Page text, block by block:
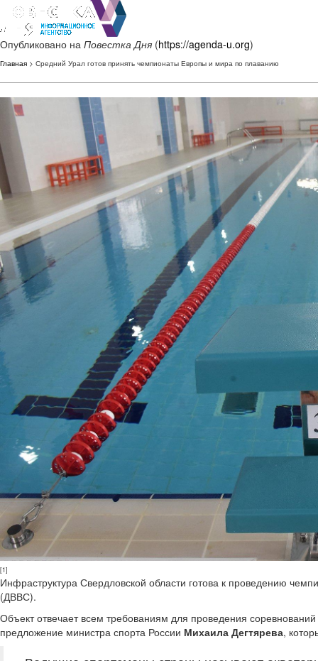
Опубликовано на Повестка Дня (https://agenda-u.org)
Главная > Средний Урал готов принять чемпионаты Европы и мира по плаванию
[1]
Инфраструктура Свердловской области готова к проведению
(ДВВС).
Объект отвечает всем требованиям для проведения
предложение министра спорта России Михаила Дегтярева,